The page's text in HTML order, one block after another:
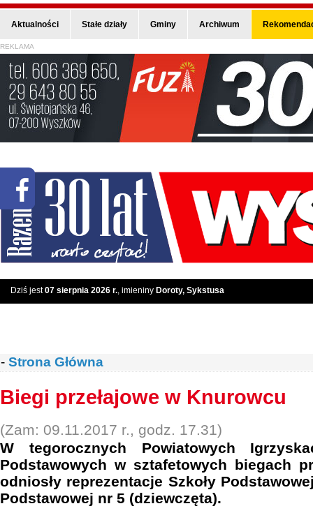
Aktualności Stałe działy Gminy Archiwum
REKLAMA
Dziś jest07 sierpnia 2026 r., imieniny Doroty, Sykstusa
- Strona Główna
Biegi przełajowe w Knurowcu
(Zam: 09.11.2017 r., godz. 17.31)
W tegorocznych Powiatowych
Podstawowych w sztafetowych biegach
odniosły reprezentacje Szkoły
Podstawowej nr 5 (dziewczęta).